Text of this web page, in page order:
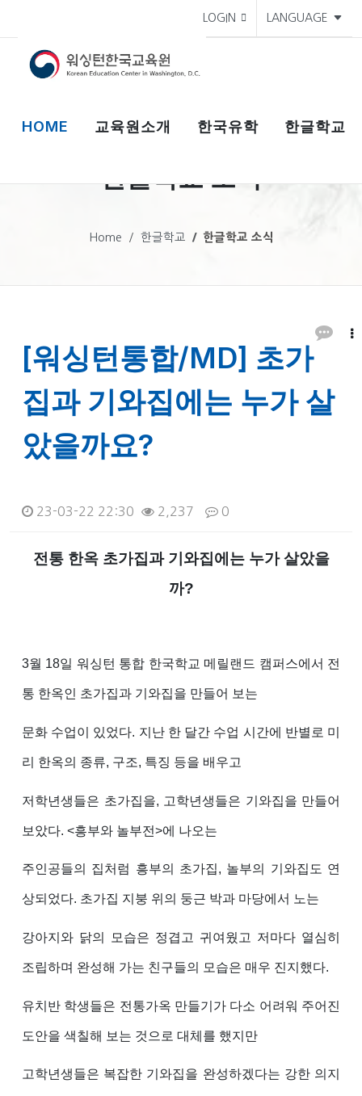
LOGIN LANGUAGE
HOME 교육원소개 한국유학 한글학교
한글학교 소식
Home 한글학교 한글학교 소식
[워싱턴통합/MD] 초가
집과 기와집에는 누가 살
았을까요?
23-03-22 22:30 2,237 0
본문
전통 한옥 초가집과 기와집에는 누가 살았을
까?
3월 18일 워싱턴 통합 한국학교 메릴랜드 캠퍼스에서 전
통 한옥인 초가집과 기와집을 만들어 보는
문화 수업이 있었다. 지난 한 달간 수업 시간에 반별로 미
리 한옥의 종류, 구조, 특징 등을 배우고
저학년생들은 초가집을, 고학년생들은 기와집을 만들어
보았다. <흥부와 놀부전>에 나오는
주인공들의 집처럼 흥부의 초가집, 놀부의 기와집도 연
상되었다. 초가집 지붕 위의 둥근 박과 마당에서 노는
강아지와 닭의 모습은 정겹고 귀여웠고 저마다 열심히
조립하며 완성해 가는 친구들의 모습은 매우 진지했다.
유치반 학생들은 전통가옥 만들기가 다소 어려워 주어진
도안을 색칠해 보는 것으로 대체를 했지만
고학년생들은 복잡한 기와집을 완성하겠다는 강한 의지